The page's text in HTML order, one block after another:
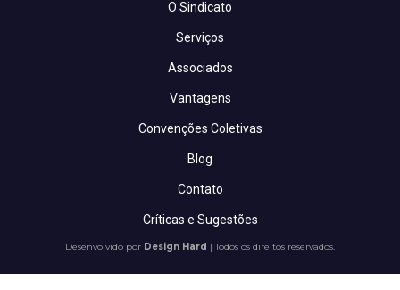
O Sindicato
Serviços
Associados
Vantagens
Convenções Coletivas
Blog
Contato
Críticas e Sugestões
Desenvolvido por Design Hard | Todos os direitos reservados.